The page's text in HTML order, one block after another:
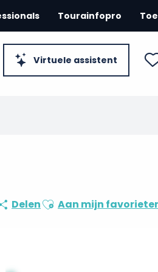
Virtuele assistent
Tourainfopro
DelenAjouter aux favoris
Aan mijn